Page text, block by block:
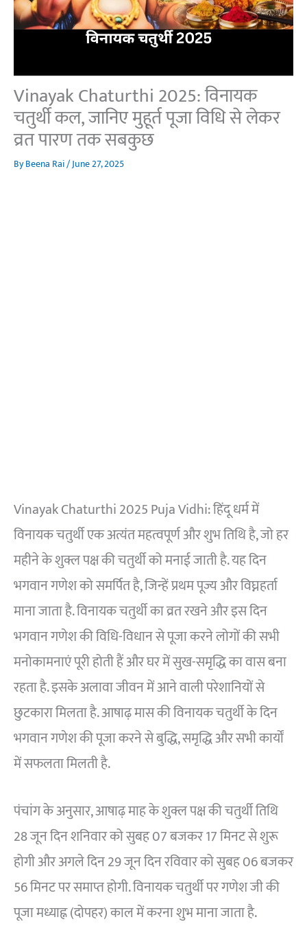
Vinayak Chaturthi 2025: विनायक
चतुर्थी कल, जानिए मुहूर्त पूजा विधि से लेकर
व्रत पारण तक सबकुछ
ByBeena Rai/June 27, 2025
Vinayak Chaturthi 2025 Puja Vidhi: हिंदू धर्म में
विनायक चतुर्थी एक अत्यंत महत्वपूर्ण और शुभ तिथि है, जो हर
महीने के शुक्ल पक्ष की चतुर्थी को मनाई जाती है. यह दिन
भगवान गणेश को समर्पित है, जिन्हें प्रथम पूज्य और विघ्नहर्ता
माना जाता है. विनायक चतुर्थी का व्रत रखने और इस दिन
भगवान गणेश की विधि-विधान से पूजा करने लोगों की सभी
मनोकामनाएं पूरी होती हैं और घर में सुख-समृद्धि का वास बना
रहता है. इसके अलावा जीवन में आने वाली परेशानियों से
छुटकारा मिलता है. आषाढ़ मास की विनायक चतुर्थी के दिन
भगवान गणेश की पूजा करने से बुद्धि, समृद्धि और सभी कार्यों
में सफलता मिलती है.
पंचांग के अनुसार, आषाढ़ माह के शुक्ल पक्ष की चतुर्थी तिथि
28 जून दिन शनिवार को सुबह 07 बजकर 17 मिनट से शुरू
होगी और अगले दिन 29 जून दिन रविवार को सुबह 06 बजकर
56 मिनट पर समाप्त होगी. विनायक चतुर्थी पर गणेश जी की
पूजा मध्याह्न (दोपहर) काल में करना शुभ माना जाता है.